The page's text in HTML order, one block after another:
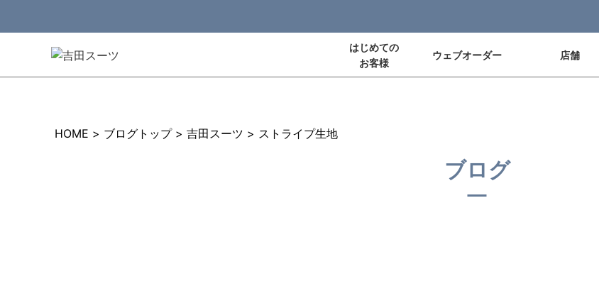
はじめての
お客様
ウェブオーダー 店舗
HOME > ブログトップ > 吉田スーツ > ストライプ生地
ブログ